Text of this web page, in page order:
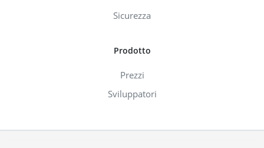
Sicurezza
Prodotto
Prezzi
Sviluppatori